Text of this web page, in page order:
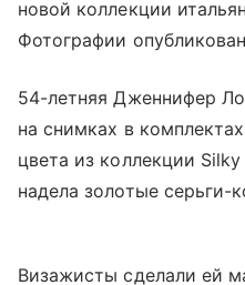
новой коллекции
Фотографии
54-летняя Дженнифер
на снимках в
цвета из коллекции
надела золотые серьги-
Визажисты сделали ей